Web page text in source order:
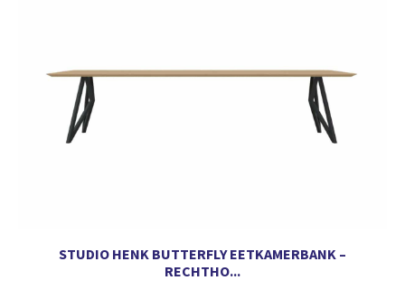
STUDIO HENK BUTTERFLY EETKAMERBANK –
RECHTHO...